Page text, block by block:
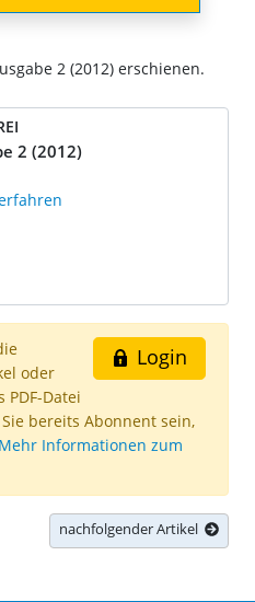
2 (2012) erschienen.
2 (2012)
Login
oder
PDF-Datei
bereits Abonnent sein,
Mehr Informationen zum
nachfolgender Artikel